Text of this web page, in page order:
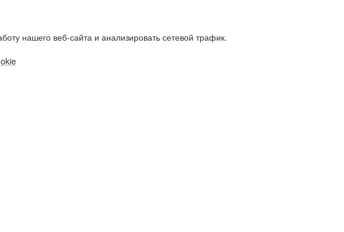
нашего веб-сайта и анализировать сетевой трафик.